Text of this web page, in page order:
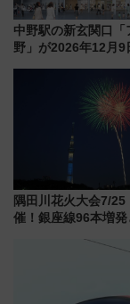
中野駅の新玄関口「
野」が2026年12月9
隅田川花火大会7/25
催！銀座線96本増
アクセス攻略法、2